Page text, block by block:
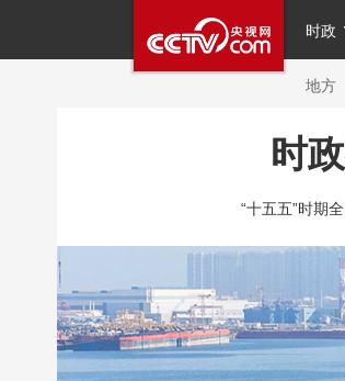
时政
人民
直播
繁体
地方
网络春晚
新闻 国内 国际
人民领袖习近平 联播
视频 小央视频 小
时
“十五五”时期